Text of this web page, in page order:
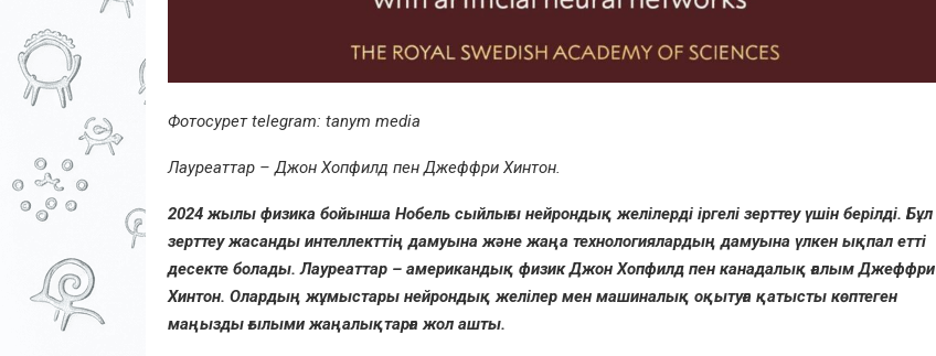
Фотосурет telegram: tanym media
Лауреаттар – Джон Хопфилд пен Джеффри Хинтон.
2024 жылы физика бойынша Нобель сыйлығы нейрондық желілерді іргелі зерттеу үшін берілді. Бұл
зерттеу жасанды интеллекттің дамуына және жаңа технологиялардың дамуына үлкен ықпал етті
десекте болады. Лауреаттар – американдық физик Джон Хопфилд пен канадалық ғалым Джеффри
Хинтон. Олардың жұмыстары нейрондық желілер мен машиналық оқытуға қатысты көптеген
маңызды ғылыми жаңалықтарға жол ашты.